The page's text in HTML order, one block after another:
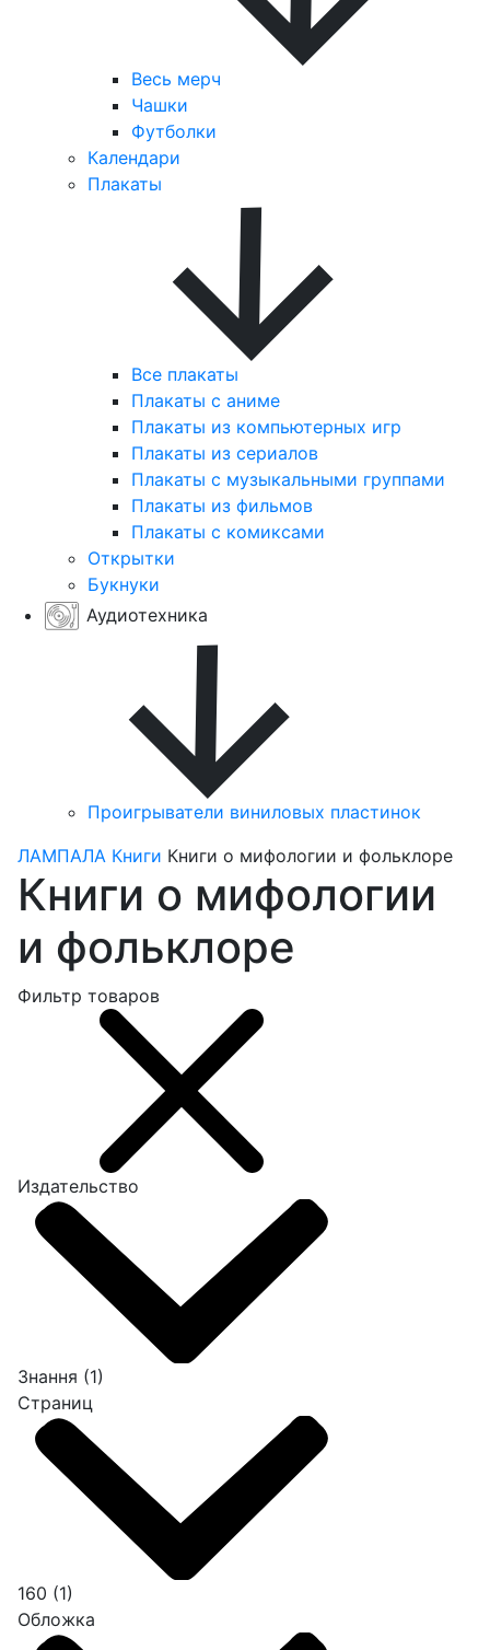
Весь мерч
Чашки
Футболки
Календари
Плакаты
Все плакаты
Плакаты с аниме
Плакаты из компьютерных игр
Плакаты из сериалов
Плакаты с музыкальными группами
Плакаты из фильмов
Плакаты с комиксами
Открытки
Букнуки
Аудиотехника
Проигрыватели виниловых пластинок
ЛАМПАЛА Книги Книги о мифологии и фольклоре
Книги о мифологии
и фольклоре
Фильтр товаров
Издательство
Знання (1)
Страниц
160 (1)
Обложка